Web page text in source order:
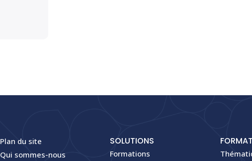
Plan du site
Qui sommes-nous
SOLUTIONS
Formations